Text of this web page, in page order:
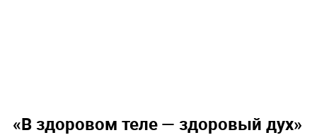
«В здоровом теле — здоровый дух»